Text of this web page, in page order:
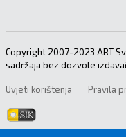
Copyright 2007-2023 ART
sadržaja bez dozvole
Uvjeti korištenja Pravila